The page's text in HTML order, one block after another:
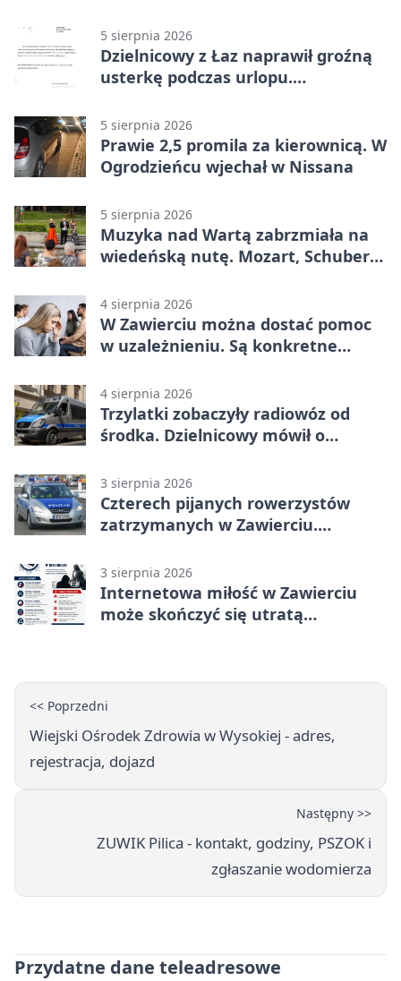
5 sierpnia 2026
Dzielnicowy z Łaz naprawił groźną
usterkę podczas urlopu.
5 sierpnia 2026
Prawie 2,5 promila za kierownicą. W
Ogrodzieńcu wjechał w Nissana
5 sierpnia 2026
Muzyka nad Wartą zabrzmiała na
wiedeńską nutę. Mozart, Schubert i
4 sierpnia 2026
W Zawierciu można dostać pomoc
w uzależnieniu. Są konkretne
4 sierpnia 2026
Trzylatki zobaczyły radiowóz od
środka. Dzielnicowy mówił o
3 sierpnia 2026
Czterech pijanych rowerzystów
zatrzymanych w Zawierciu.
3 sierpnia 2026
Internetowa miłość w Zawierciu
może skończyć się utratą
<< Poprzedni
Wiejski Ośrodek Zdrowia w Wysokiej - adres,
rejestracja, dojazd
Następny >>
ZUWIK Pilica - kontakt, godziny, PSZOK i
zgłaszanie wodomierza
Przydatne dane teleadresowe